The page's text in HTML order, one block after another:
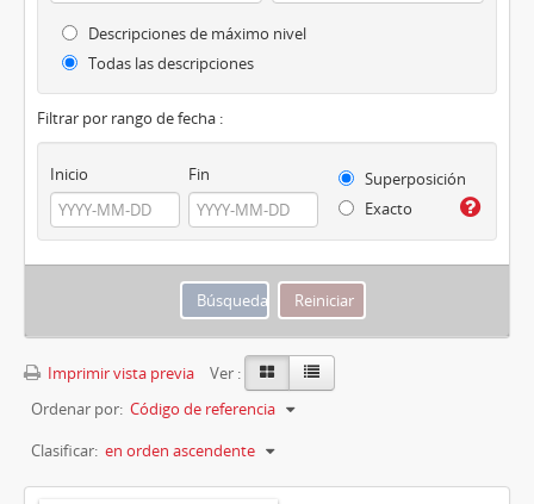
Descripciones de máximo nivel
Todas las descripciones
Filtrar por rango de fecha :
Inicio Fin
Superposición
Exacto
Imprimir vista previa
Ver :
Ordenar por: Código de referencia
Clasificar: en orden ascendente